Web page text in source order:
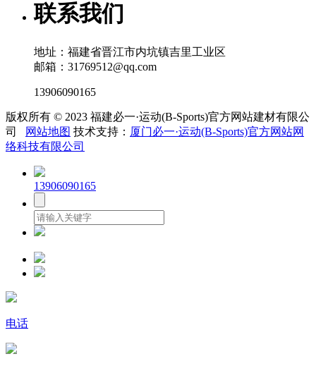
联系我们
地址：福建省晋江市内坑镇吉里工业区
邮箱：31769512@qq.com
13906090165
版权所有 © 2023 福建必一·运动(B-Sports)官方网站建材有限公
司
网站地图 技术支持： 厦门必一·运动(B-Sports)官方网站网
络科技有限公司
13906090165
电话